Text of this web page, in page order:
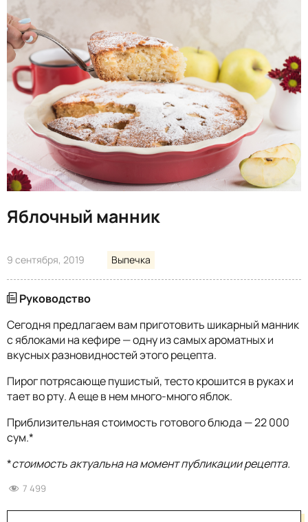
Яблочный манник
9 сентября, 2019 Выпечка
Руководство
Сегодня предлагаем вам приготовить шикарный манник
с яблоками на кефире — одну из самых ароматных и
вкусных разновидностей этого рецепта.
Пирог потрясающе пушистый, тесто крошится в руках и
тает во рту. А еще в нем много-много яблок.
Приблизительная стоимость готового блюда — 22 000
сум.*
*стоимость актуальна на момент публикации рецепта.
7 499